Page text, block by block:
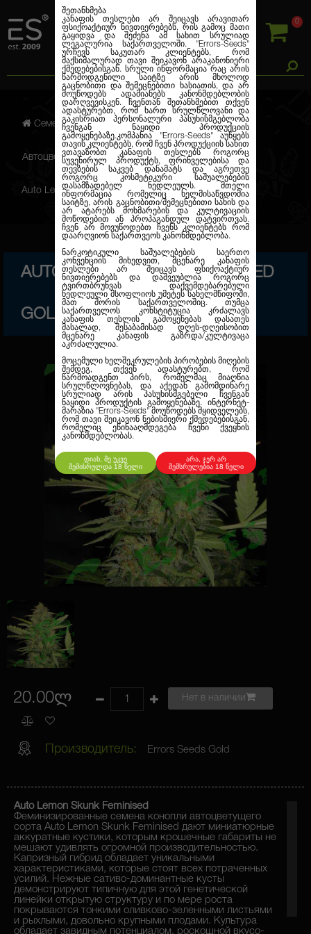
0
შეთანხმება
კანაფის თესლები არ შეიცავს არავითარ
ფსიქოაქტიურ ნივთიერებებს, რის გამოც მათი
გაყიდვა და შეძენა ამ სახით სრულიად
ლეგალურია საქართველოში. "Errors-Seeds"
ურჩევს საკუთარ კლიენტებს, რომ
მაქსიმალურად თავი შეიკავონ არაკანონიერი
ქმედებებისგან. სრული ინფორმაცია რაც არის
წარმოდგენილი საიტზე არის მხოლოდ
გაცნობითი და შემეცნებითი ხასიათის, და არ
მოუწოდებს ადამიანებს კანონმდებლობის
დარღვევისკენ. ჩვენთან შეთანხმებით თქვენ
ადასტურებთ, რომ ხართ სრულწლოვანი და
გაკისრიათ პერსონალური პასუხისმგებლობა
ჩვენგან ნაყიდი პროდუქციის
გამოყენებაზე.კომპანია
"Errors-Seeds" აუწყებს
თავის კლიენტებს, რომ ჩვენ პროდუქციის სახით
ვთავაზობთ კანაფის თესლებს როგორც
სუვენირულ პროდუქტს, ფრინველებისა და
თევზების საკვებ დანამატს და აგრეთვე
როგორც კოსმეტიკური საშუალებების
დასამზადებელ ნედლეულს. მთელი
ინფორმაცია რომელიც ხელმისაწვდომია
საიტზე, არის გაცნობითი/შემეცნებითი სახის და
არ ატარებს მოხმარების და კულტივაციის
მოწოდებით ან პროპაგანდულ დატვირთვას.
ჩვენ არ მოვუწოდებთ ჩვენს კლიენტებს რომ
დაარღვიონ საქართვეოს კანონმდებლობა.
ნარკოტიკული საშუალებების საერთო
კონვენციის მიხედვით, მცენარე კანაფის
თესლები არ შეიცავს ფსიქოაქტიურ
ნივთიერებებს და დაშვეუბლია როგორც
ტვირთბრუნვას დაქვემდებარებული
ნედლეული მსოფლიოს უმეტეს სახელმწიფოში,
მათ შორის საქართველოშიც. თუმცა
საქართველოს კონსტიტუცია კრძალავს
კანაფის თესლის გამოყენებას დასათეს
მასალად, შესაბამისად დღეს-დღეისობით
მცენარე კანაფის გაზრდა/კულტივაცა
აკრძალულია.
მოცემული ხელშეკრულების პირობების მიღების
შემდეგ, თქვენ ადასტურებთ, რომ
წარმოადგენთ პირს, რომელმაც მიაღწია
სრულწლოვნებას, და აქედან გამომდინარე
სრულიად არის პასუხისმგებელი ჩვენგან
ნაყიდი პროდუქტის გამოყენებაზე. ინტერნეტ-
მარაზია "Errors-Seeds" მოუწოდებს მყიდველებს,
რომ თავი შეიკავონ ნებისმიერი ქმედებებისგან,
რომელიც ეწინააღმდეგება ჩვენი ქვეყნის
კანონმდებლობას.
დიახ, მე უკვე
შემისრულდა 18 წელი
არა, ჯერ არ
შემსრულებია 18 წელი
Семена марихуаны
Автоцветущие феминизированные
Auto Lemon Skunk Feminised Gold
AUTO LEMON SKUNK FEMINISED
GOLD
20.00ლ Нет в наличии
Производитель: Errors Seeds Gold
Auto Lemon Skunk Feminised
Феминизированные семена конопли автоцветущего
сорта Auto Lemon Skunk Feminised дают миниатюрные
аккуратные кустики, которым крошечные габариты не
мешают удивлять огромной производительностью.
Капризный гибрид обладает уникальными
характеристиками, которые стоят всех потраченных
усилий. Нежные сативо-доминантные кусты
демонстрируют типичную для этой генетической
линейки открытую структуру и по мере роста
покрываются тонкими оливково-зеленными листьями
и рыхлыми, довольно крупными плодами. Культура
обладает завидным потенциалом, роскошной вкусо-